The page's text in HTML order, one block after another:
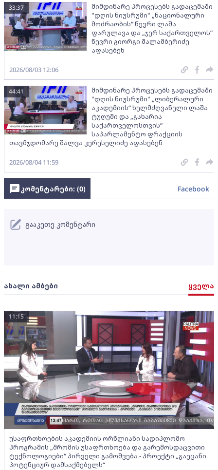
მიმდინარე პროცესებს გადაცემაში
"დღის ნიუსრუმი" „ნაციონალური
მოძრაობის“ წევრი ლაშა
ფარულავა და „ჯერ საქართველოს“
წევრი გიორგი შალამბერიძე
აფასებენ
33:37
2026/08/03 12:06
მიმდინარე პროცესებს გადაცემაში
"დღის ნიუსრუმი" „ლიბერალური
აკადემიის“ ხელმძღვანელი ლაშა
ტუღუში და „გახარია
საქართველოსთვის“
საპარლამენტო ფრაქციის
თავმჯდომარე შალვა კერესელიძე აფასებენ
44:41
2026/08/04 11:59
ახალი ამბები ყველა
უსაფრთხოების აკადემიის ორწლიანი სადიპლომო
პროგრამის „შრომის უსაფრთხოება და გარემოსდაცვითი
ტექნოლოგიები“ პირველი გამოშვება - პროექტი „გაეცანი
პოტენციურ დამსაქმებელს“
11:15
კომენტარები: (0) Facebook
გააკეთე კომენტარი